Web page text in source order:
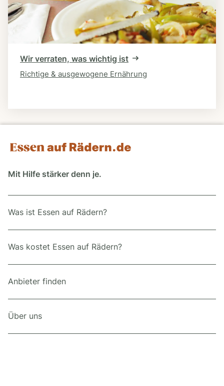
Wir verraten, was wichtig ist
Richtige & ausgewogene Ernährung
Mit Hilfe stärker denn je.
Was ist Essen auf Rädern?
Was kostet Essen auf Rädern?
Anbieter finden
Über uns